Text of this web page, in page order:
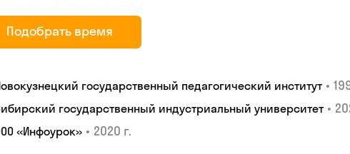
Подобрать время
государственный педагогический институт •
государственный индустриальный университет •
«Инфоурок» • 2020 г.